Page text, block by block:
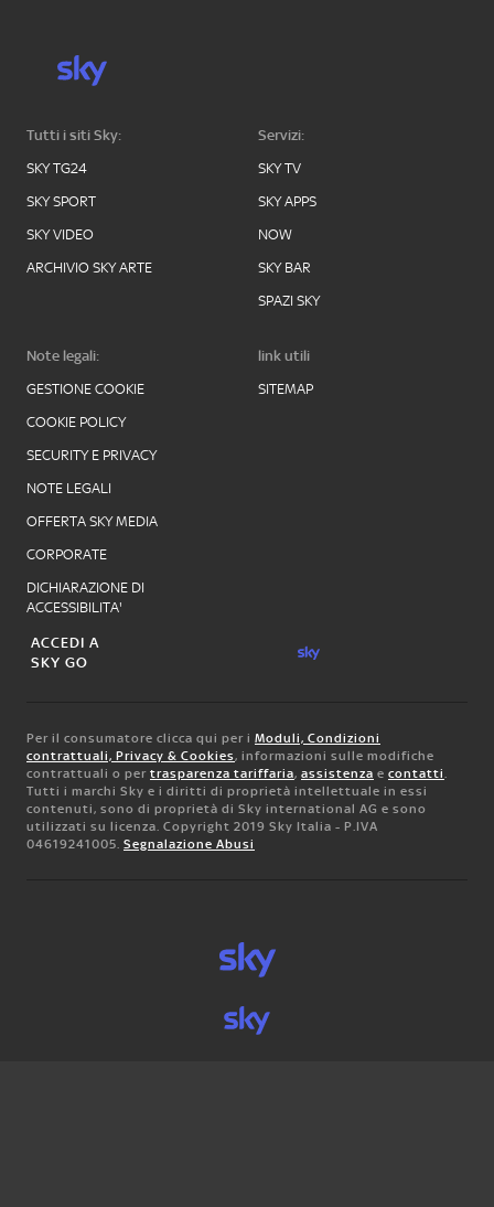
Tutti i siti Sky:
SKY TG24
SKY SPORT
SKY VIDEO
ARCHIVIO SKY ARTE
Servizi:
SKY TV
SKY APPS
NOW
SKY BAR
SPAZI SKY
Note legali:
GESTIONE COOKIE
COOKIE POLICY
SECURITY E PRIVACY
NOTE LEGALI
OFFERTA SKY MEDIA
CORPORATE
DICHIARAZIONE DI
ACCESSIBILITA'
link utili
SITEMAP
ACCEDI A
SKY GO
Per il consumatore clicca qui per i Moduli, Condizioni
contrattuali, Privacy & Cookies, informazioni sulle modifiche
contrattuali o per trasparenza tariffaria, assistenza e contatti.
Tutti i marchi Sky e i diritti di proprietà intellettuale in essi
contenuti, sono di proprietà di Sky international AG e sono
utilizzati su licenza. Copyright 2019 Sky Italia - P.IVA
04619241005. Segnalazione Abusi